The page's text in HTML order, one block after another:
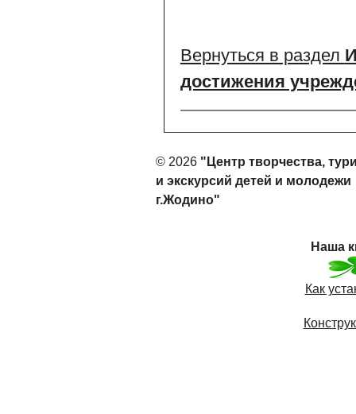
Вернуться в раздел
достижения
© 2026 "Центр творчества,
и экскурсий детей и молодежи
г.Жодино"
Наша
Как